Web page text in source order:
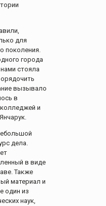
для
поколения.
города
стояла
вызывало
в
и
дела.
в виде
Также
материал и
один из
наук,